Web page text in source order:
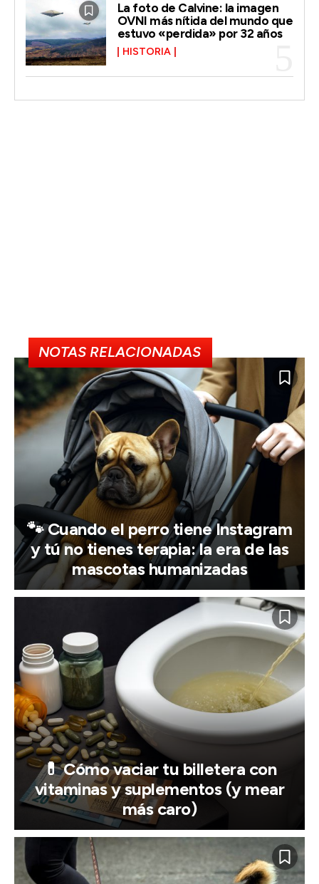
La foto de Calvine: la imagen
OVNI más nítida del mundo que
estuvo «perdida» por 32 años
HISTORIA
NOTAS RELACIONADAS
🐾 Cuando el perro tiene Instagram
y tú no tienes terapia: la era de las
mascotas humanizadas
💊 Cómo vaciar tu billetera con
vitaminas y suplementos (y mear
más caro)